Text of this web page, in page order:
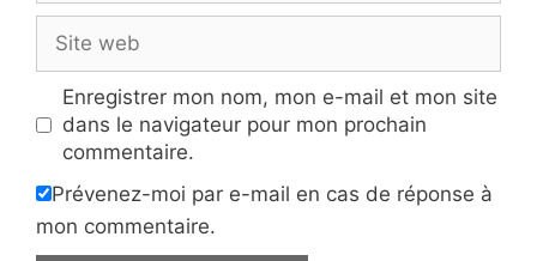
web
Enregistrer mon nom, mon e-mail et mon site
dans le navigateur pour mon prochain
commentaire.
Prévenez-moi par e-mail en cas de réponse à
mon commentaire.